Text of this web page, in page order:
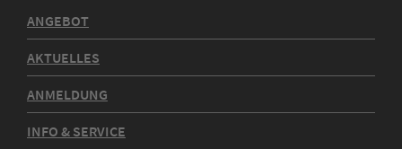
ANGEBOT
AKTUELLES
ANMELDUNG
INFO & SERVICE